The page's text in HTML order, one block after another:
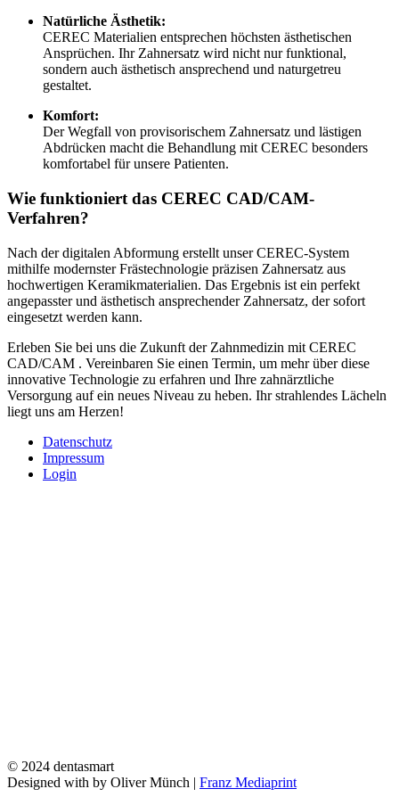
Natürliche Ästhetik:
CEREC Materialien entsprechen höchsten ästhetischen
Ansprüchen. Ihr Zahnersatz wird nicht nur funktional,
sondern auch ästhetisch ansprechend und naturgetreu
gestaltet.
Komfort:
Der Wegfall von provisorischem Zahnersatz und lästigen
Abdrücken macht die Behandlung mit CEREC besonders
komfortabel für unsere Patienten.
Wie funktioniert das CEREC CAD/CAM-
Verfahren?
Nach der digitalen Abformung erstellt unser CEREC-System
mithilfe modernster Frästechnologie präzisen Zahnersatz aus
hochwertigen Keramikmaterialien. Das Ergebnis ist ein perfekt
angepasster und ästhetisch ansprechender Zahnersatz, der sofort
eingesetzt werden kann.
Erleben Sie bei uns die Zukunft der Zahnmedizin mit CEREC
CAD/CAM . Vereinbaren Sie einen Termin, um mehr über diese
innovative Technologie zu erfahren und Ihre zahnärztliche
Versorgung auf ein neues Niveau zu heben. Ihr strahlendes Lächeln
liegt uns am Herzen!
Datenschutz
Impressum
Login
© 2024 dentasmart
Designed with by Oliver Münch | Franz Mediaprint